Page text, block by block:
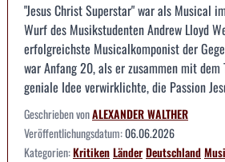
"Jesus Christ Superstar" war als Musical
Wurf des Musikstudenten Andrew Lloyd
erfolgreichste Musicalkomponist der
war Anfang 20, als er zusammen mit dem
geniale Idee verwirklichte, die Passion
Geschrieben vonALEXANDER WALTHER
Veröffentlichungsdatum:06.06.2026
Kategorien:KritikenLänderDeutschland